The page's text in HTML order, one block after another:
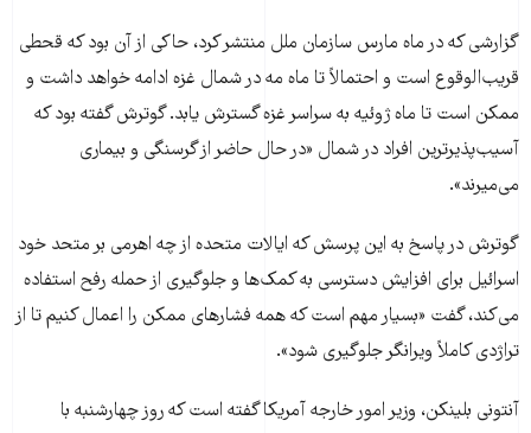
گزارشی که در ماه مارس سازمان ملل منتشر کرد، حاکی از آن بود که قحطی
قریب‌الوقوع است و احتمالاً تا ماه مه در شمال غزه ادامه خواهد داشت و
ممکن است تا ماه ژوئیه به سراسر غزه گسترش یابد. گوترش گفته بود که
آسیب‌پذیرترین افراد در شمال «در حال حاضر از گرسنگی و بیماری
می‌میرند».
گوترش در پاسخ به این پرسش که ایالات متحده از چه اهرمی بر متحد خود
اسرائیل برای افزایش دسترسی به کمک‌ها و جلوگیری از حمله رفح استفاده
می‌کند، گفت «بسیار مهم است که همه فشارهای ممکن را اعمال کنیم تا از
تراژدی کاملاً ویرانگر جلوگیری شود».
آنتونی بلینکن، وزیر امور خارجه آمریکا گفته است که روز چهارشنبه با